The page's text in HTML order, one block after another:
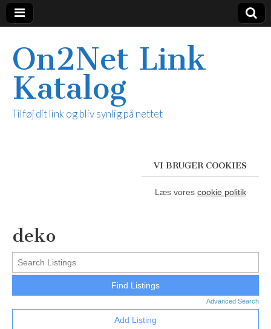
On2Net Link
Katalog
Tilføj dit link og bliv synlig på nettet
VI BRUGER COOKIES
Læs vores cookie politik
deko
Advanced Search
Add Listing